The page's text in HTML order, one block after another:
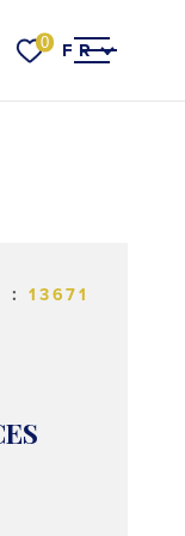
ESTIMER VOTRE
BIEN
0 Langue
FR
: 13671